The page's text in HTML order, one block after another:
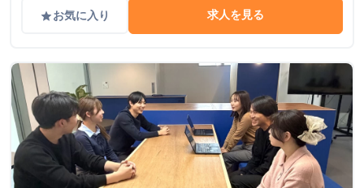
gradeお気に入り 求人を見る